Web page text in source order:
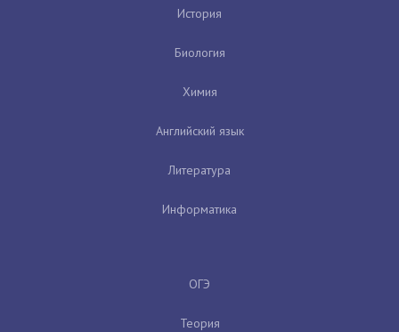
История
Биология
Химия
Английский язык
Литература
Информатика
ОГЭ
Теория